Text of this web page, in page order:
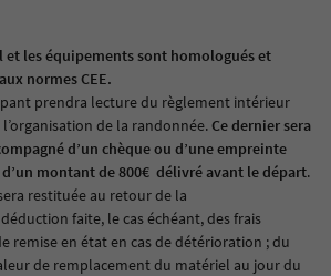
et les équipements sont homologués et
normes CEE.
prendra lecture du règlement intérieur
de la randonnée.Ce dernier sera
d’un chèque ou d’une empreinte
montant de 800€ délivré avant le départ.
restituée au retour de la
déduction faite, le cas échéant, des frais
remise en état en cas de détérioration ; du
de remplacement du matériel au jour du